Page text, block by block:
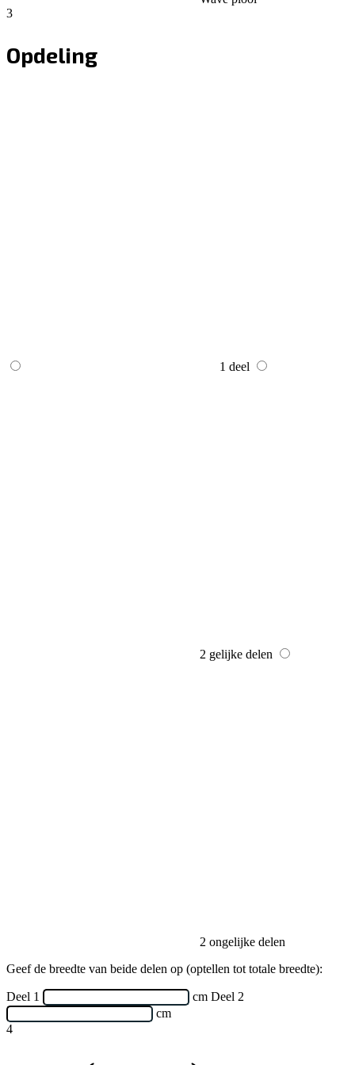
3
Opdeling
1 deel
2 gelijke delen
2 ongelijke delen
Geef de breedte van beide delen op (optellen tot totale breedte):
Deel 1 cm Deel 2
cm
4